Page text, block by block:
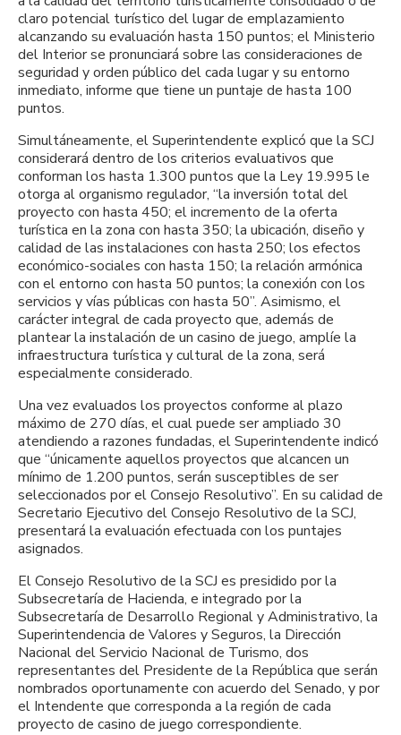
claro potencial turístico del lugar de emplazamiento
alcanzando su evaluación hasta 150 puntos; el Ministerio
del Interior se pronunciará sobre las consideraciones de
seguridad y orden público del cada lugar y su entorno
inmediato, informe que tiene un puntaje de hasta 100
puntos.
Simultáneamente, el Superintendente explicó que la SCJ
considerará dentro de los criterios evaluativos que
conforman los hasta 1.300 puntos que la Ley 19.995 le
otorga al organismo regulador, “la inversión total del
proyecto con hasta 450; el incremento de la oferta
turística en la zona con hasta 350; la ubicación, diseño y
calidad de las instalaciones con hasta 250; los efectos
económico-sociales con hasta 150; la relación armónica
con el entorno con hasta 50 puntos; la conexión con los
servicios y vías públicas con hasta 50”. Asimismo, el
carácter integral de cada proyecto que, además de
plantear la instalación de un casino de juego, amplíe la
infraestructura turística y cultural de la zona, será
especialmente considerado.
Una vez evaluados los proyectos conforme al plazo
máximo de 270 días, el cual puede ser ampliado 30
atendiendo a razones fundadas, el Superintendente indicó
que “únicamente aquellos proyectos que alcancen un
mínimo de 1.200 puntos, serán susceptibles de ser
seleccionados por el Consejo Resolutivo”. En su calidad de
Secretario Ejecutivo del Consejo Resolutivo de la SCJ,
presentará la evaluación efectuada con los puntajes
asignados.
El Consejo Resolutivo de la SCJ es presidido por la
Subsecretaría de Hacienda, e integrado por la
Subsecretaría de Desarrollo Regional y Administrativo, la
Superintendencia de Valores y Seguros, la Dirección
Nacional del Servicio Nacional de Turismo, dos
representantes del Presidente de la República que serán
nombrados oportunamente con acuerdo del Senado, y por
el Intendente que corresponda a la región de cada
proyecto de casino de juego correspondiente.